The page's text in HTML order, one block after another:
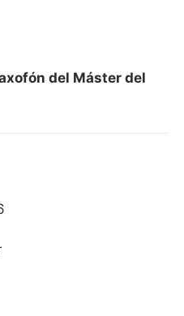
del Máster del